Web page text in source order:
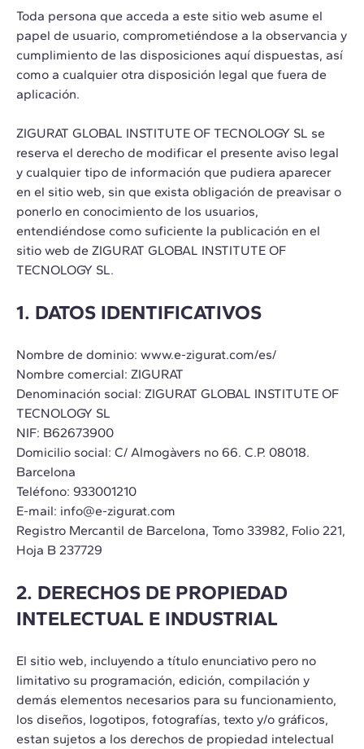
Toda persona que acceda a este sitio web asume el
papel de usuario, comprometiéndose a la observancia y
cumplimiento de las disposiciones aquí dispuestas, así
como a cualquier otra disposición legal que fuera de
aplicación.
ZIGURAT GLOBAL INSTITUTE OF TECNOLOGY SL se
reserva el derecho de modificar el presente aviso legal
y cualquier tipo de información que pudiera aparecer
en el sitio web, sin que exista obligación de preavisar o
ponerlo en conocimiento de los usuarios,
entendiéndose como suficiente la publicación en el
sitio web de ZIGURAT GLOBAL INSTITUTE OF
TECNOLOGY SL.
1. DATOS IDENTIFICATIVOS
Nombre de dominio: www.e-zigurat.com/es/
Nombre comercial: ZIGURAT
Denominación social: ZIGURAT GLOBAL INSTITUTE OF
TECNOLOGY SL
NIF: B62673900
Domicilio social: C/ Almogàvers no 66. C.P. 08018.
Barcelona
Teléfono: 933001210
E-mail: info@e-zigurat.com
Registro Mercantil de Barcelona, Tomo 33982, Folio 221,
Hoja B 237729
2. DERECHOS DE PROPIEDAD
INTELECTUAL E INDUSTRIAL
El sitio web, incluyendo a título enunciativo pero no
limitativo su programación, edición, compilación y
demás elementos necesarios para su funcionamiento,
los diseños, logotipos, fotografías, texto y/o gráficos,
estan sujetos a los derechos de propiedad intelectual